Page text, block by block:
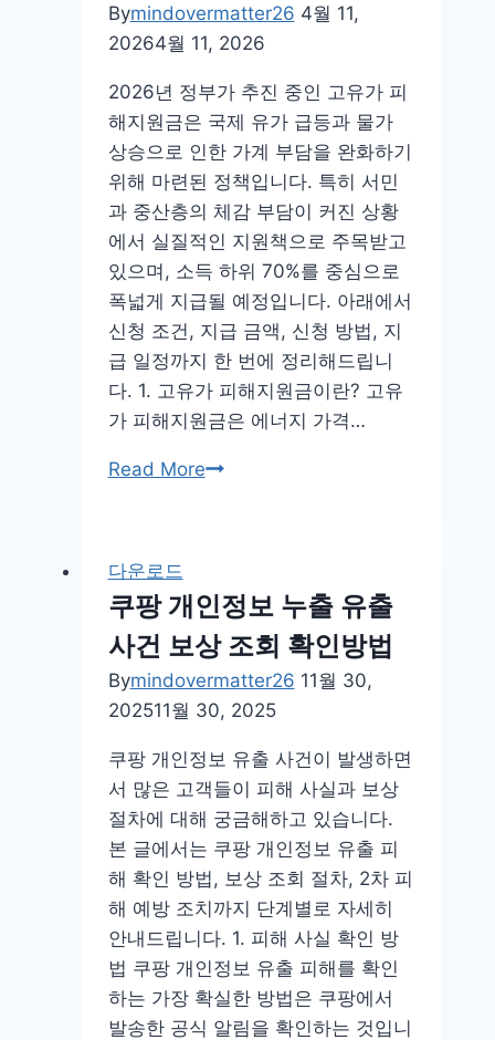
Bymindovermatter26 4월 11,
20264월 11, 2026
2026년 정부가 추진 중인 고유가 피
해지원금은 국제 유가 급등과 물가
상승으로 인한 가계 부담을 완화하기
위해 마련된 정책입니다. 특히 서민
과 중산층의 체감 부담이 커진 상황
에서 실질적인 지원책으로 주목받고
있으며, 소득 하위 70%를 중심으로
폭넓게 지급될 예정입니다. 아래에서
신청 조건, 지급 금액, 신청 방법, 지
급 일정까지 한 번에 정리해드립니
다. 1. 고유가 피해지원금이란? 고유
가 피해지원금은 에너지 가격…
Read More고
지
원
금
신
방
법
조
건
지
급
일
시
기
다운로드
쿠팡 개인정보 누출 유출
사건 보상 조회 확인방법
Bymindovermatter26 11월 30,
202511월 30, 2025
쿠팡 개인정보 유출 사건이 발생하면
서 많은 고객들이 피해 사실과 보상
절차에 대해 궁금해하고 있습니다.
본 글에서는 쿠팡 개인정보 유출 피
해 확인 방법, 보상 조회 절차, 2차 피
해 예방 조치까지 단계별로 자세히
안내드립니다. 1. 피해 사실 확인 방
법 쿠팡 개인정보 유출 피해를 확인
하는 가장 확실한 방법은 쿠팡에서
발송한 공식 알림을 확인하는 것입니